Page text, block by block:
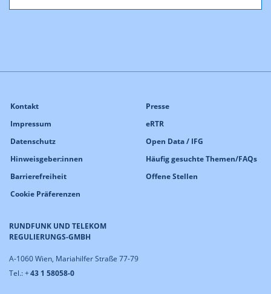
RUNDFUNK UND TELEKOM
REGULIERUNGS-GMBH
A-1060 Wien, Mariahilfer Straße 77-79
Tel.: +43 1 58058-0
Kontakt
Impressum
Datenschutz
Hinweisgeber:innen
Barrierefreiheit
Cookie Präferenzen
Presse
eRTR
Open Data / IFG
Häufig gesuchte Themen/FAQs
Offene Stellen